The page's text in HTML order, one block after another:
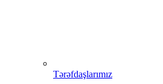
Tərəfdaşlarımız